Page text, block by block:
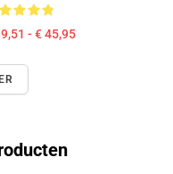
- € 45,95